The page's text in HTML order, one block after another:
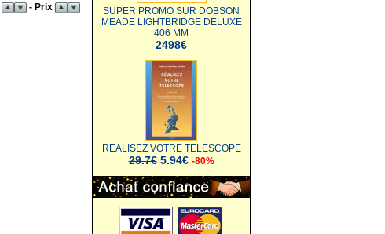
- Prix
SUPER PROMO SUR DOBSON
MEADE LIGHTBRIDGE DELUXE
406 MM
2498€
REALISEZ VOTRE TELESCOPE
29.7€ 5.94€ -80%